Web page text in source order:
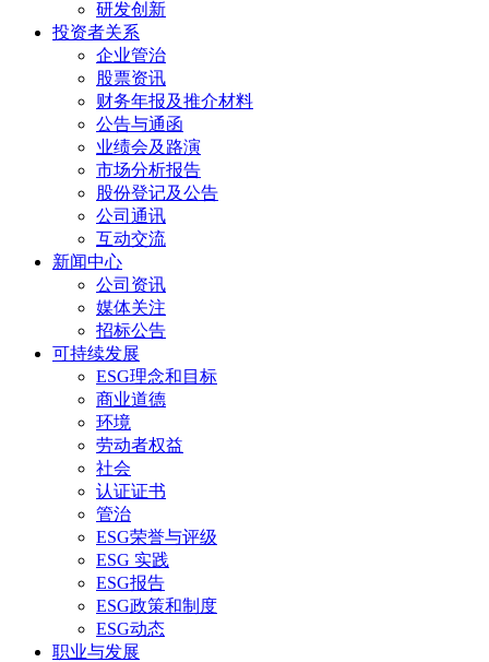
研发创新
投资者关系
企业管治
股票资讯
财务年报及推介材料
公告与通函
业绩会及路演
市场分析报告
股份登记及公告
公司通讯
互动交流
新闻中心
公司资讯
媒体关注
招标公告
可持续发展
ESG理念和目标
商业道德
环境
劳动者权益
社会
认证证书
管治
ESG荣誉与评级
ESG 实践
ESG报告
ESG政策和制度
ESG动态
职业与发展